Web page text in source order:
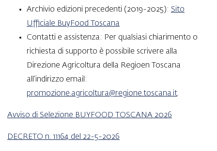
Archivio edizioni precedenti (2019-2025): Sito
Ufficiale BuyFood Toscana
Contatti e assistenza: Per qualsiasi chiarimento o
richiesta di supporto è possibile scrivere alla
Direzione Agricoltura della Regioen Toscana
all’indirizzo email:
promozione.agricoltura@regione.toscana.it.
Avviso di Selezione BUYFOOD TOSCANA 2026
DECRETO n. 11164 del 22-5-2026